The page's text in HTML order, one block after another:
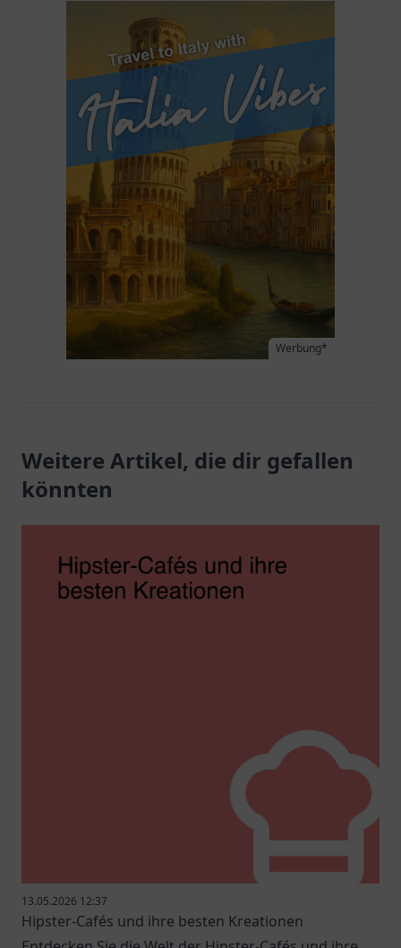
Werbung*
Weitere Artikel, die dir gefallen
könnten
13.05.2026 12:37
Hipster-Cafés und ihre besten Kreationen